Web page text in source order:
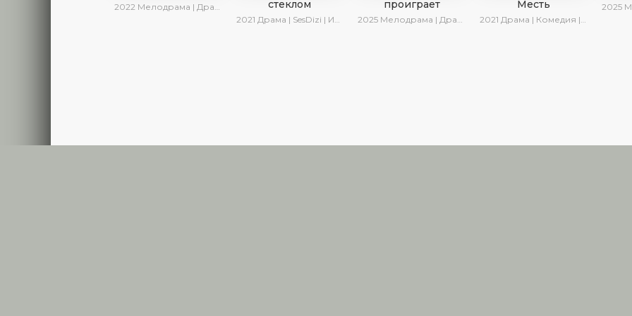
2022 Мелодрама | Драма | SesDizi | Ирина Котова
стеклом
2021 Драма | SesDizi | Ирина Котова
проиграет
2025 Мелодрама | Драма | SesDizi | Ирина Котова | AlisaDirilis | Turok1990 | Новинки | Сериалы 2025
Месть
2021 Драма | Комедия | AveTurk
2025